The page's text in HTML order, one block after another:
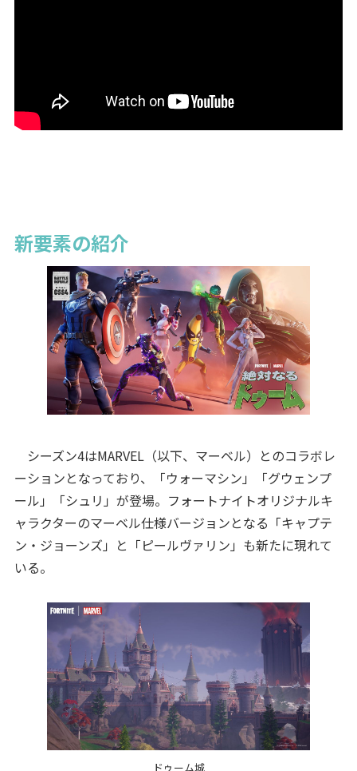
新要素の紹介
シーズン4はMARVEL（以下、マーベル）とのコラボレ
ーションとなっており、「ウォーマシン」「グウェンプ
ール」「シュリ」が登場。フォートナイトオリジナルキ
ャラクターのマーベル仕様バージョンとなる「キャプテ
ン・ジョーンズ」と「ピールヴァリン」も新たに現れて
いる。
ドゥーム城